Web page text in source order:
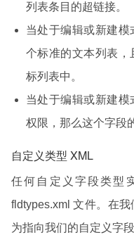
列表条目的超链接。
当处于编辑或新建
个标准的文本列表，
标列表中。
当处于编辑或新建
权限，那么这个字段
自定义类型 XML
任何自定义字段类型
fldtypes.xml 文件。在
为指向我们的自定义字